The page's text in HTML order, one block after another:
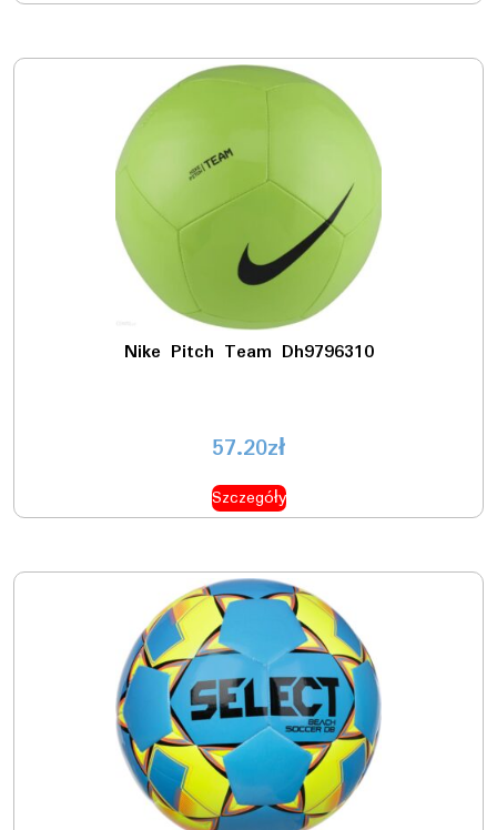
Nike Pitch Team Dh9796310
57.20zł
Szczegóły